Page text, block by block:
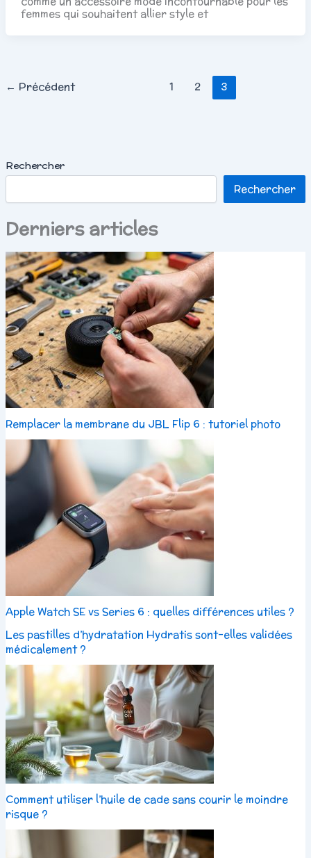
Rechercher
Rechercher
Derniers articles
Remplacer la membrane du JBL Flip 6 : tutoriel photo
Apple Watch SE vs Series 6 : quelles différences utiles ?
Les pastilles d’hydratation Hydratis sont-elles validées
médicalement ?
Comment utiliser l’huile de cade sans courir le moindre
risque ?
femmes qui souhaitent allier style et
← Précédent 1 2 3